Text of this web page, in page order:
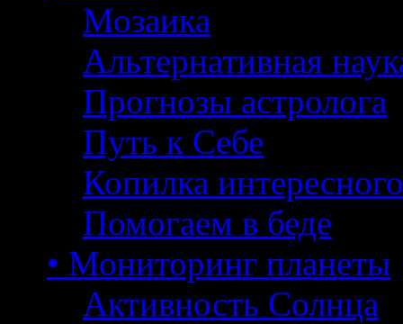
Мозаика
Альтернативная
Прогнозы астролога
Путь к Себе
Копилка интересного
Помогаем в беде
• Мониторинг планеты
Активность Солнца